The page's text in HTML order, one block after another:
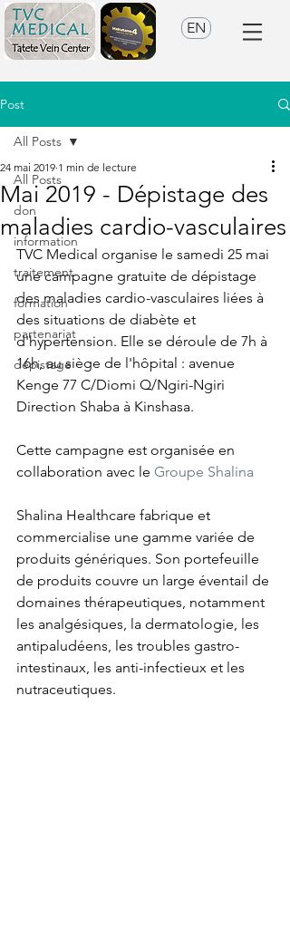
EN
Post
All Posts
don
information
traitement
formation
partenariat
dépistage
All Posts
Mai 2019 - Dépistage des
maladies cardio-vasculaires
24 mai 2019 1 min de lecture
TVC Medical organise le samedi 25 mai
une campagne gratuite de dépistage
des maladies cardio-vasculaires liées à
des situations de diabète et
d'hypertension. Elle se déroule de 7h à
16h, au siège de l'hôpital : avenue
Kenge 77 C/Diomi Q/Ngiri-Ngiri
Direction Shaba à Kinshasa.
Cette campagne est organisée en
collaboration avec le Groupe Shalina
Shalina Healthcare fabrique et
commercialise une gamme variée de
produits génériques. Son portefeuille
de produits couvre un large éventail de
domaines thérapeutiques, notamment
les analgésiques, la dermatologie, les
antipaludéens, les troubles gastro-
intestinaux, les anti-infectieux et les
nutraceutiques.